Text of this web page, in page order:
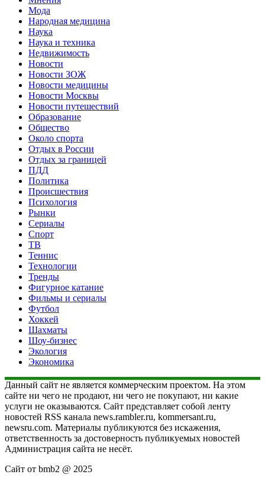
Мода
Народная медицина
Наука
Наука и техника
Недвижимость
Новости
Новости ЗОЖ
Новости медицины
Новости Москвы
Новости путешествий
Образование
Общество
Около спорта
Отдых в России
Отдых за границей
ПДД
Политика
Происшествия
Психология
Рынки
Сериалы
Спорт
ТВ
Теннис
Технологии
Тренды
Фигурное катание
Фильмы и сериалы
Футбол
Хоккей
Шахматы
Шоу-бизнес
Экология
Экономика
Данный сайт не является коммерческим проектом. На этом
сайте ни чего не продают, ни чего не покупают, ни какие
услуги не оказываются. Сайт представляет собой ленту
новостей RSS канала news.rambler.ru, kommersant.ru,
newsru.com. Материалы публикуются без искажения,
ответственность за достоверность публикуемых новостей
Администрация сайта не несёт.
Сайт от bmb2 @ 2025